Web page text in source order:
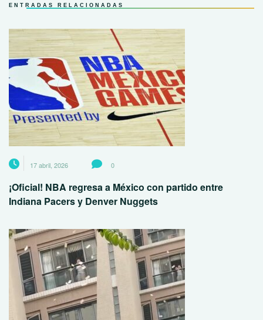
ENTRADAS RELACIONADAS
17 abril, 2026 0
¡Oficial! NBA regresa a México con partido entre
Indiana Pacers y Denver Nuggets